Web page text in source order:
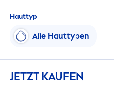
Hauttyp
Alle Hauttypen
JETZT KAUFEN